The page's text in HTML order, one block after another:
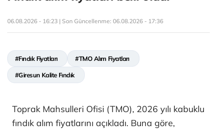
06.08.2026 - 16:23 | Son Güncellenme: 06.08.2026 - 17:36
#Fındık Fiyatları #TMO Alım Fiyatları
#Giresun Kalite Fındık
Toprak Mahsulleri Ofisi (TMO), 2026 yılı kabuklu
fındık alım fiyatlarını açıkladı. Buna göre,